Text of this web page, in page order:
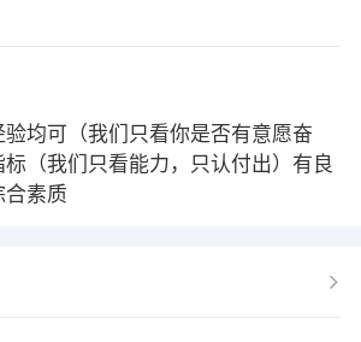
均可（我们只看你是否有意愿奋
（我们只看能力，只认付出）有良
合素质